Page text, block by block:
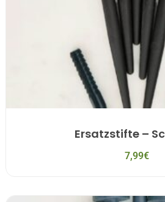
Ersatzstifte –
7,99€